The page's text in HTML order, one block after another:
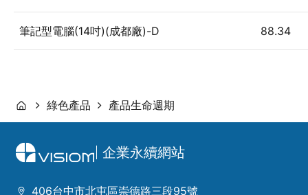
筆記型電腦(14吋)(成都廠)-D 88.34
綠色產品 產品生命週期
企業永續網站
406台中市北屯區崇德路三段95號